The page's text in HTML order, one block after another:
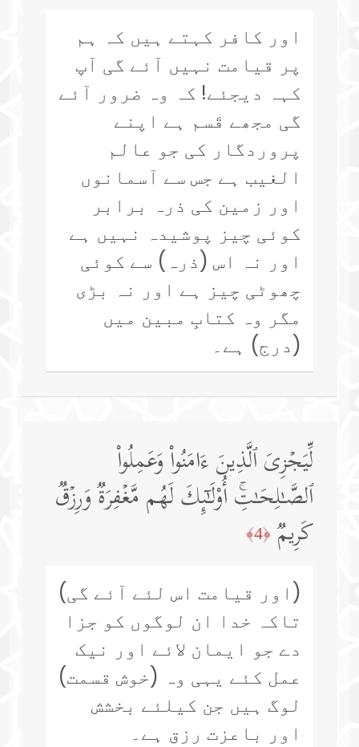
اور کافر کہتے ہیں کہ ہم
پر قیامت نہیں آئے گی آپ
کہہ دیجئے! کہ وہ ضرور آئے
گی مجھے قَسم ہے اپنے
پروردگار کی جو عالم
الغیب ہے جس سے آسمانوں
اور زمین کی ذرہ برابر
کوئی چیز پوشیدہ نہیں ہے
اور نہ اس (ذرہ) سے کوئی
چھوٹی چیز ہے اور نہ بڑی
مگر وہ کتابِ مبین میں
(درج) ہے۔
لِّیَجۡزِیَ ٱلَّذِینَ ءَامَنُوا۟ وَعَمِلُوا۟
ٱلصَّـٰلِحَـٰتِۚ أُو۟لَـٰۤىِٕكَ لَهُم مَّغۡفِرَةࣱ وَرِزۡقࣱ
كَرِیمࣱ ﴿4﴾
(اور قیامت اس لئے آئے گی)
تاکہ خدا ان لوگوں کو جزا
دے جو ایمان لائے اور نیک
عمل کئے یہی وہ (خوش قسمت)
لوگ ہیں جن کیلئے بخشش
اور باعزت رزق ہے۔